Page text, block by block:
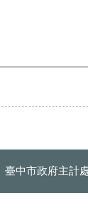
臺中市政府主計